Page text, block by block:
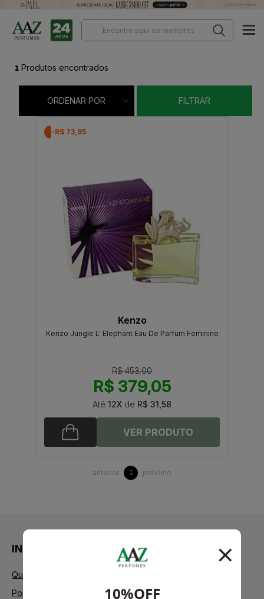
1 Produtos encontrados
ORDENAR POR FILTRAR
-R$ 73,95
Kenzo
Kenzo Jungle L' Elephant Eau De Parfum Feminino
R$ 453,00
R$ 379,05
Até 12X de R$ 31,58
anterior 1 próximo
INSTITUCIONAL
Quem Somos
Política de Privacidade